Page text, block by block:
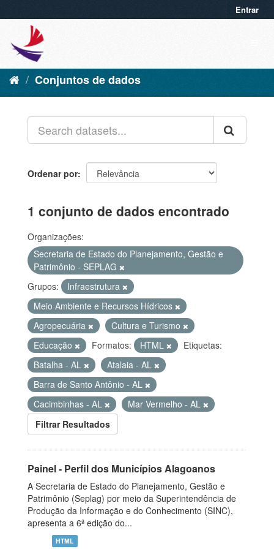
Entrar
Conjuntos de dados
Ordenar por
1 conjunto de dados encontrado
Organizações:
Secretaria de Estado do Planejamento, Gestão e
Patrimônio - SEPLAG
Grupos:
Infraestrutura
Meio Ambiente e Recursos Hídricos
Agropecuária
Cultura e Turismo
Educação
Formatos: HTML
Etiquetas:
Batalha - AL
Atalaia - AL
Barra de Santo Antônio - AL
Cacimbinhas - AL
Mar Vermelho - AL
Filtrar Resultados
Painel - Perfil dos Municípios Alagoanos
A Secretaria de Estado do Planejamento, Gestão e
Patrimônio (Seplag) por meio da Superintendência de
Produção da Informação e do Conhecimento (SINC),
apresenta a 6ª edição do...
HTML